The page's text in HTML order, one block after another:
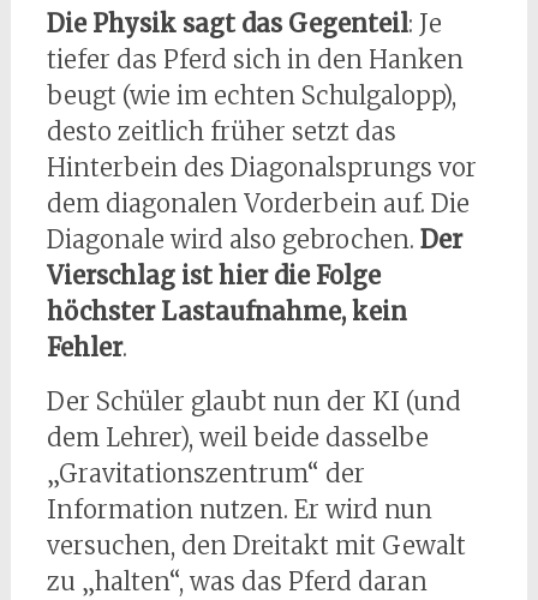
Die Physik sagt das Gegenteil: Je
tiefer das Pferd sich in den Hanken
beugt (wie im echten Schulgalopp),
desto zeitlich früher setzt das
Hinterbein des Diagonalsprungs vor
dem diagonalen Vorderbein auf. Die
Diagonale wird also gebrochen. Der
Vierschlag ist hier die Folge
höchster Lastaufnahme, kein
Fehler.
Der Schüler glaubt nun der KI (und
dem Lehrer), weil beide dasselbe
„Gravitationszentrum“ der
Information nutzen. Er wird nun
versuchen, den Dreitakt mit Gewalt
zu „halten“, was das Pferd daran